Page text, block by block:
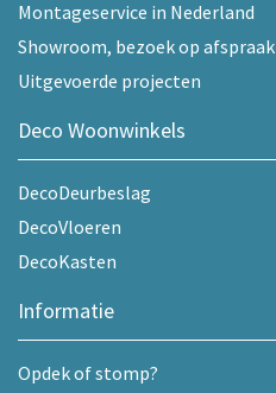
Montageservice in Nederland
Showroom, bezoek op afspraak
Uitgevoerde projecten
Deco Woonwinkels
DecoDeurbeslag
DecoVloeren
DecoKasten
Informatie
Opdek of stomp?